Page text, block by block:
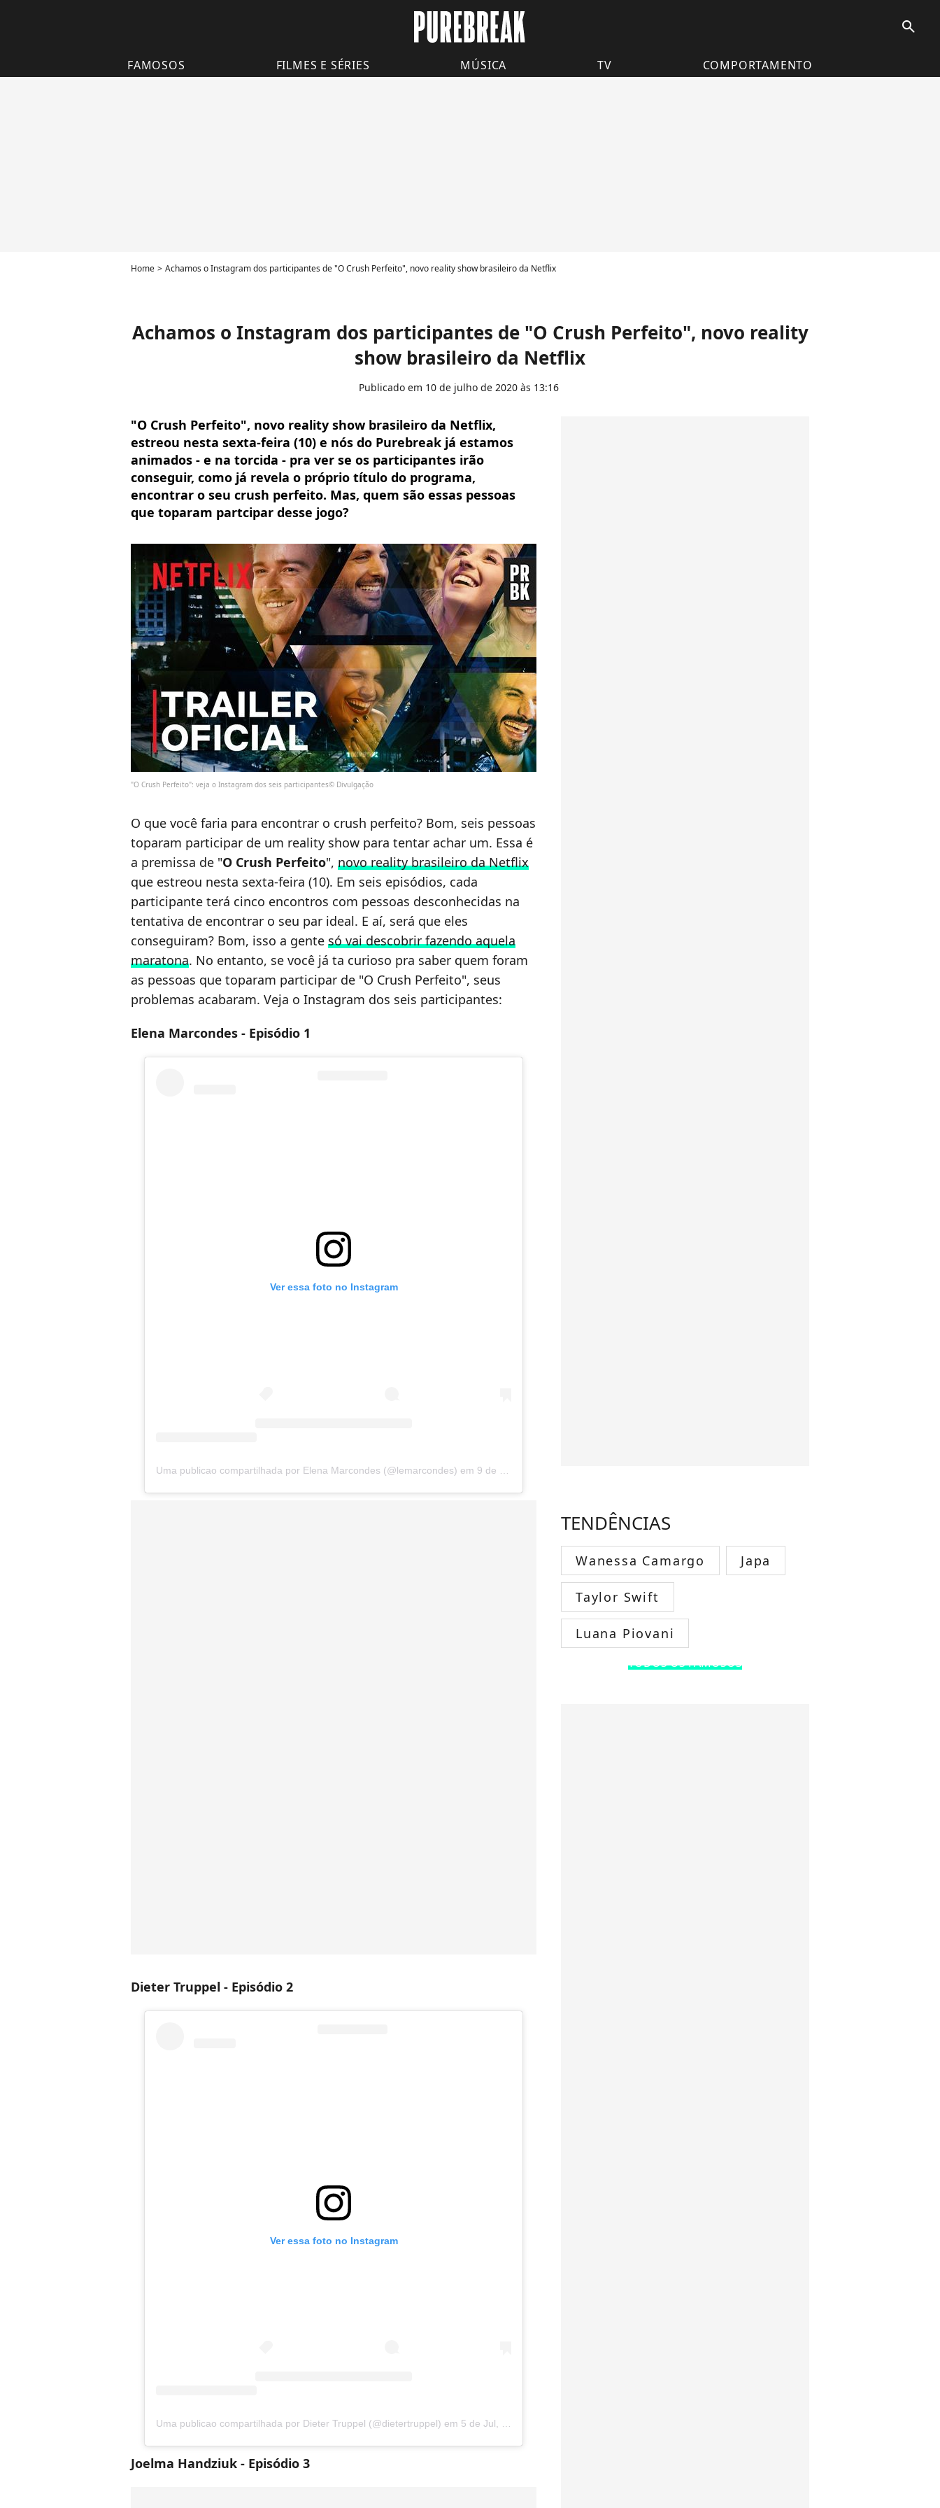
search
FAMOSOS FILMES E SÉRIES MÚSICA TV COMPORTAMENTO
Home Achamos o Instagram dos participantes de "O Crush Perfeito", novo reality show brasileiro da Netflix
Achamos o Instagram dos participantes de "O Crush Perfeito", novo reality
show brasileiro da Netflix
Publicado em 10 de julho de 2020 às 13:16
"O Crush Perfeito", novo reality show brasileiro da Netflix,
estreou nesta sexta-feira (10) e nós do Purebreak já estamos
animados - e na torcida - pra ver se os participantes irão
conseguir, como já revela o próprio título do programa,
encontrar o seu crush perfeito. Mas, quem são essas pessoas
que toparam partcipar desse jogo?
"O Crush Perfeito": veja o Instagram dos seis participantes© Divulgação
O que você faria para encontrar o crush perfeito? Bom, seis pessoas
toparam participar de um reality show para tentar achar um. Essa é
a premissa de "O Crush Perfeito", novo reality brasileiro da Netflix
que estreou nesta sexta-feira (10). Em seis episódios, cada
participante terá cinco encontros com pessoas desconhecidas na
tentativa de encontrar o seu par ideal. E aí, será que eles
conseguiram? Bom, isso a gente só vai descobrir fazendo aquela
maratona. No entanto, se você já ta curioso pra saber quem foram
as pessoas que toparam participar de "O Crush Perfeito", seus
problemas acabaram. Veja o Instagram dos seis participantes:
Elena Marcondes - Episódio 1
Ver essa foto no Instagram
Uma publicao compartilhada por Elena Marcondes (@lemarcondes) em 9 de Fev, 2020 s 7:05 PST
Dieter Truppel - Episódio 2
Ver essa foto no Instagram
Uma publicao compartilhada por Dieter Truppel (@dietertruppel) em 5 de Jul, 2020 s 11:13 PDT
Joelma Handziuk - Episódio 3
TENDÊNCIAS
Wanessa Camargo Japa
Taylor Swift
Luana Piovani
TODOS OS FAMOSOS